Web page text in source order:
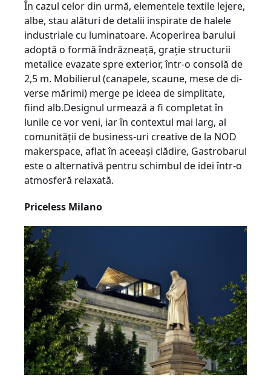
În cazul celor din urmă, elementele textile lejere,
albe, stau alături de detalii inspirate de halele
industriale cu luminatoare. Acoperirea barului
adoptă o formă îndrăzneaţă, graţie structurii
metalice evazate spre exterior, într-o consolă de
2,5 m. Mobilierul (canapele, scaune, mese de di­
ver­se mărimi) merge pe ideea de simplitate,
fiind alb.Designul urmează a fi completat în
lunile ce vor veni, iar în contextul mai larg, al
comunităţii de business-uri creative de la NOD
makerspace, aflat în aceeaşi clădire, Gastro­ba­rul
este o alternativă pentru schimbul de idei într-o
atmosferă relaxată.
Priceless Milano